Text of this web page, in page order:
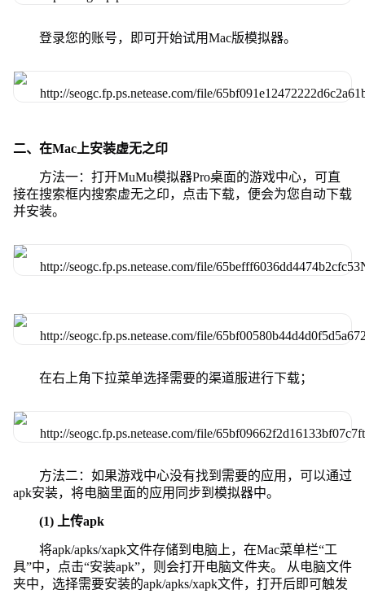
登录您的账号，即可开始试用Mac版模拟器。
二、在Mac上安装虚无之印
方法一：打开MuMu模拟器Pro桌面的游戏中心，可直
接在搜索框内搜索虚无之印，点击下载，便会为您自动下载
并安装。
在右上角下拉菜单选择需要的渠道服进行下载；
方法二：如果游戏中心没有找到需要的应用，可以通过
apk安装，将电脑里面的应用同步到模拟器中。
(1) 上传apk
将apk/apks/xapk文件存储到电脑上，在Mac菜单栏“工
具”中，点击“安装apk”，则会打开电脑文件夹。 从电脑文件
夹中，选择需要安装的apk/apks/xapk文件，打开后即可触发